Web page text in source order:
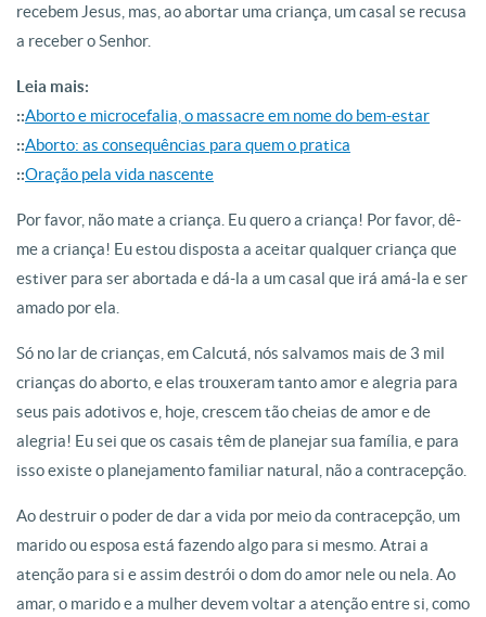
recebem Jesus, mas, ao abortar uma criança, um casal se recusa
a receber o Senhor.
Leia mais:
::Aborto e microcefalia, o massacre em nome do bem-estar
::Aborto: as consequências para quem o pratica
::Oração pela vida nascente
Por favor, não mate a criança. Eu quero a criança! Por favor, dê-
me a criança! Eu estou disposta a aceitar qualquer criança que
estiver para ser abortada e dá-la a um casal que irá amá-la e ser
amado por ela.
Só no lar de crianças, em Calcutá, nós salvamos mais de 3 mil
crianças do aborto, e elas trouxeram tanto amor e alegria para
seus pais adotivos e, hoje, crescem tão cheias de amor e de
alegria! Eu sei que os casais têm de planejar sua família, e para
isso existe o planejamento familiar natural, não a contracepção.
Ao destruir o poder de dar a vida por meio da contracepção, um
marido ou esposa está fazendo algo para si mesmo. Atrai a
atenção para si e assim destrói o dom do amor nele ou nela. Ao
amar, o marido e a mulher devem voltar a atenção entre si, como